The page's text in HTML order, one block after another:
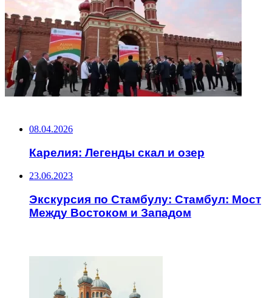
08.04.2026
Карелия: Легенды скал и озер
23.06.2023
Экскурсия по Стамбулу: Стамбул: Мост
Между Востоком и Западом